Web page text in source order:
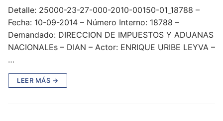
Detalle: 25000-23-27-000-2010-00150-01_18788 –
Fecha: 10-09-2014 – Número Interno: 18788 –
Demandado: DIRECCION DE IMPUESTOS Y ADUANAS
NACIONALEs – DIAN – Actor: ENRIQUE URIBE LEYVA –
…
LEER MÁS →